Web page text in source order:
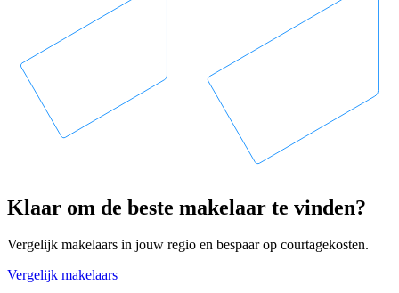
Klaar om de beste makelaar te vinden?
Vergelijk makelaars in jouw regio en bespaar op courtagekosten.
Vergelijk makelaars